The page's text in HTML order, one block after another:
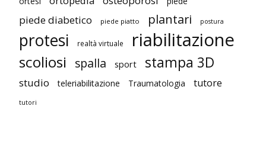
piede diabetico piede piatto plantari postura
protesi realtà virtuale riabilitazione
scoliosi spalla sport stampa 3D
studio teleriabilitazione Traumatologia tutore
tutori